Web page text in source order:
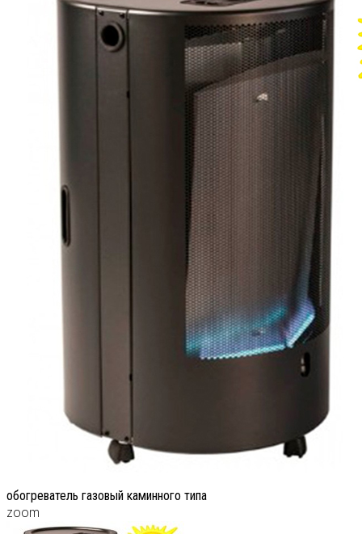
обогреватель газовый каминного типа
zoom